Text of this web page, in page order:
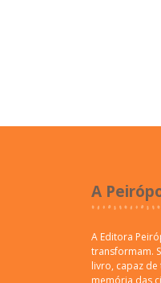
A
A Editora
transformam.
livro, capaz
memória das